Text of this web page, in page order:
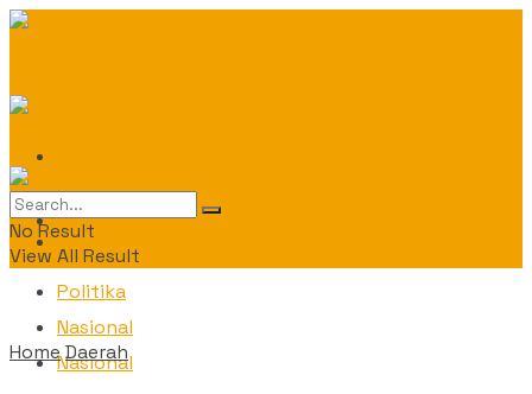
Politika
Nasional
Daerah
Politika
Nasional
No Result
View All Result
HomeDaerah